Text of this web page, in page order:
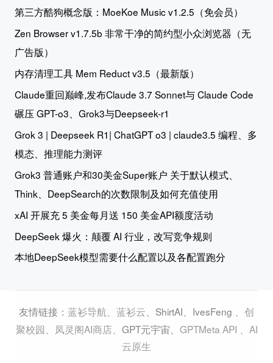
第三方酷狗概念版：MoeKoe Music v1.2.5（免会员）
Zen Browser v1.7.5b 非常干净的简约型小众浏览器（无
广告版）
内存清理工具 Mem Reduct v3.5（最新版）
Claude重回巅峰,发布Claude 3.7 Sonnet与 Claude Code
碾压 GPT-o3、Grok3与Deepseek-r1
Grok 3 | Deepseek R1| ChatGPT o3 | claude3.5 编程、多
模态、推理能力测评
Grok3 普通账户和30美金Super账户 关于默认模式、
Think、DeepSearch的次数限制及如何充值使用
xAI 开展充 5 美金每月送 150 美金API额度活动
DeepSeek 爆火：颠覆 AI 行业，改写竞争规则
本地DeepSeek模型需要什么配置以及各配置跑分
友情链接： 蓝衫导航 蓝衫云 ShirtAI IvesFeng
创
聚校园
凤灵阁AI商店、 GPT元宇宙 GPTMeta API
AI
云原生